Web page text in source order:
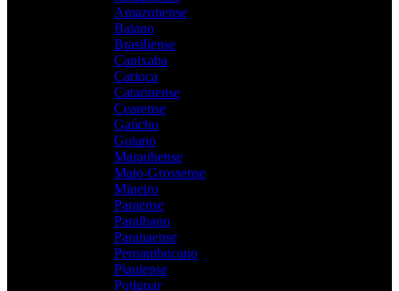
Amazonense
Baiano
Brasiliense
Capixaba
Carioca
Catarinense
Cearense
Gaúcho
Goiano
Maranhense
Mato-Grossense
Mineiro
Paraense
Paraibano
Paranaense
Pernambucano
Piauiense
Potiguar